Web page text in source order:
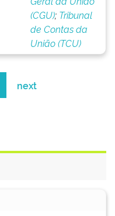
(CGU); Tribunal
de Contas da
União (TCU)
next